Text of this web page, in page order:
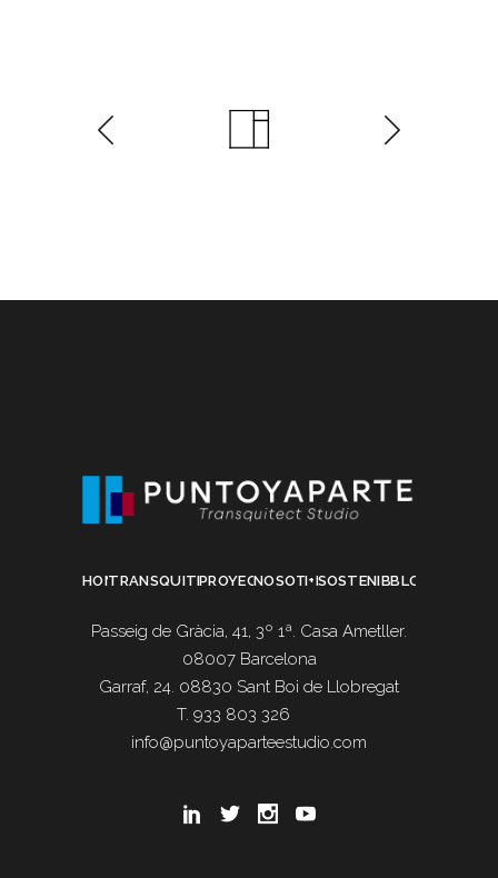
HOMETRANSQUITECTURA
PROYECTOSNOSOTROS
I+DSOSTENIBILIDAD
BLOG
Passeig de Gràcia, 41, 3º 1ª. Casa Ametller.
08007 Barcelona
Garraf, 24. 08830 Sant Boi de Llobregat
T. 933 803 326
info@puntoyaparteestudio.com